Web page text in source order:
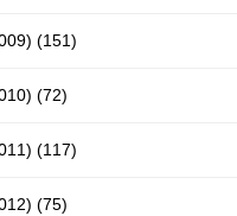
(151)
(72)
(117)
(75)